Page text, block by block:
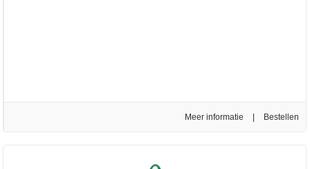
Meer informatie |